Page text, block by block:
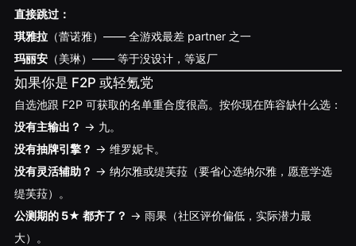
直接跳过：
琪雅拉（蕾诺雅）—— 全游戏最差 partner 之一
玛丽安（美琳）—— 等于没设计，等返厂
如果你是 F2P 或轻氪党
自选池跟 F2P 可获取的名单重合度很高。按你现在阵容缺什么选：
没有主输出？ → 九。
没有抽牌引擎？ → 维罗妮卡。
没有灵活辅助？ → 纳尔雅或缇芙菈（要省心选纳尔雅，愿意学选
缇芙菈）。
公测期的 5★ 都齐了？ → 雨果（社区评价偏低，实际潜力最
大）。